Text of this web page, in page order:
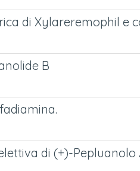
di Xylareremophil e
B
di (+)-Pepluanolo